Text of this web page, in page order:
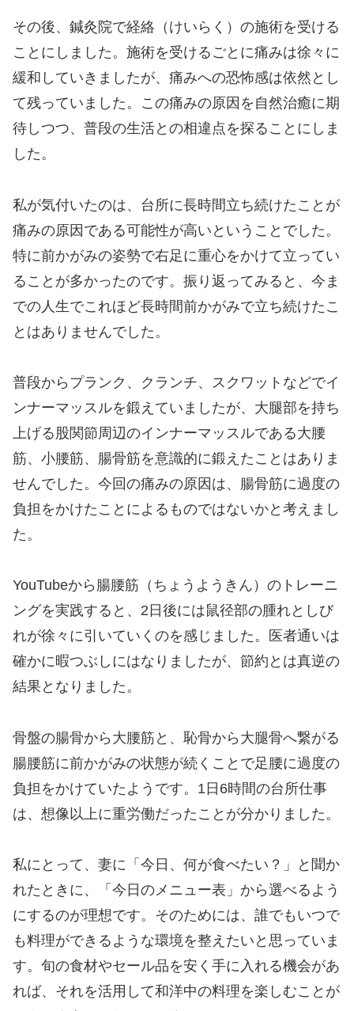
その後、鍼灸院で経絡（けいらく）の施術を受ける
ことにしました。施術を受けるごとに痛みは徐々に
緩和していきましたが、痛みへの恐怖感は依然とし
て残っていました。この痛みの原因を自然治癒に期
待しつつ、普段の生活との相違点を探ることにしま
した。
私が気付いたのは、台所に長時間立ち続けたことが
痛みの原因である可能性が高いということでした。
特に前かがみの姿勢で右足に重心をかけて立ってい
ることが多かったのです。振り返ってみると、今ま
での人生でこれほど長時間前かがみで立ち続けたこ
とはありませんでした。
普段からプランク、クランチ、スクワットなどでイ
ンナーマッスルを鍛えていましたが、大腿部を持ち
上げる股関節周辺のインナーマッスルである大腰
筋、小腰筋、腸骨筋を意識的に鍛えたことはありま
せんでした。今回の痛みの原因は、腸骨筋に過度の
負担をかけたことによるものではないかと考えまし
た。
YouTubeから腸腰筋（ちょうようきん）のトレーニ
ングを実践すると、2日後には鼠径部の腫れとしび
れが徐々に引いていくのを感じました。医者通いは
確かに暇つぶしにはなりましたが、節約とは真逆の
結果となりました。
骨盤の腸骨から大腰筋と、恥骨から大腿骨へ繋がる
腸腰筋に前かがみの状態が続くことで足腰に過度の
負担をかけていたようです。1日6時間の台所仕事
は、想像以上に重労働だったことが分かりました。
私にとって、妻に「今日、何が食べたい？」と聞か
れたときに、「今日のメニュー表」から選べるよう
にするのが理想です。そのためには、誰でもいつで
も料理ができるような環境を整えたいと思っていま
す。旬の食材やセール品を安く手に入れる機会があ
れば、それを活用して和洋中の料理を楽しむことが